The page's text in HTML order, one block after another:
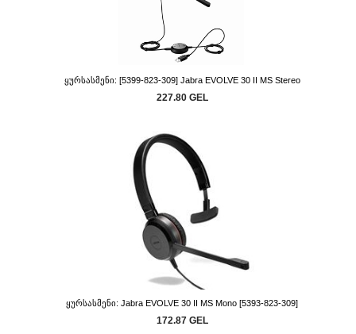
Ყურსასმენი: [5399-823-309] Jabra EVOLVE 30 II MS Stereo
227.80 GEL
Ყურსასმენი: Jabra EVOLVE 30 II MS Mono [5393-823-309]
172.87 GEL